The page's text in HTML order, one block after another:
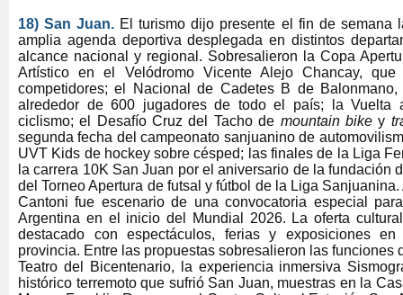
18) San Juan. El turismo dijo presente el fin de semana
amplia agenda deportiva desplegada en distintos
alcance nacional y regional. Sobresalieron la Copa
Artístico en el Velódromo Vicente Alejo Chancay,
competidores; el Nacional de Cadetes B de
alrededor de 600 jugadores de todo el país; la Vuelta
ciclismo; el Desafío Cruz del Tacho de mountain bikey
segunda fecha del campeonato sanjuanino de
UVT Kids de hockey sobre césped; las finales de la Liga
la carrera 10K San Juan por el aniversario de la fundación
del Torneo Apertura de futsal y fútbol de la Liga
Cantoni fue escenario de una convocatoria especial
Argentina en el inicio del Mundial 2026. La oferta
destacado con espectáculos, ferias y exposiciones
provincia. Entre las propuestas sobresalieron las funciones
Teatro del Bicentenario, la experiencia inmersiva
histórico terremoto que sufrió San Juan, muestras en la